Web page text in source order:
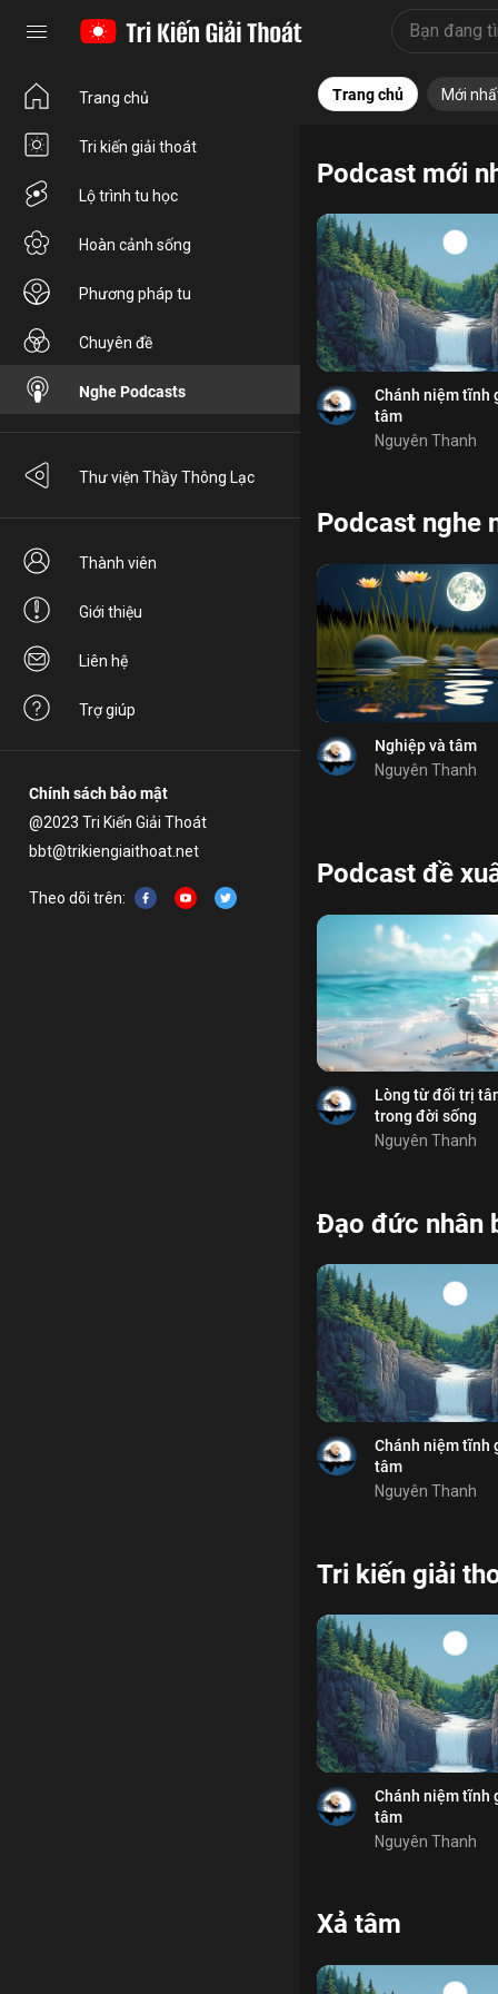
Trang chủ
Tri kiến giải thoát
Lộ trình tu học
Hoàn cảnh sống
Phương pháp tu
Chuyên đề
Nghe Podcasts
Thư viện Thầy Thông Lạc
Thành viên
Giới thiệu
Liên hệ
Trợ giúp
Chính sách bảo mật
@2023 Tri Kiến Giải Thoát
bbt@trikiengiaithoat.net
Theo dõi trên:
Tri kiến Lộ trình Hoàn
Trang chủ Mới
Podcast mới
giao tiếp cần lao
Chánh niệm tĩnh
tâm
Nguyên Thanh
Bỏ chọn
Bỏ chọn
Bình luận
Lưu
Chia sẻ
Podcast nghe
tương ưng nghiệp
Nghiệp và tâm
Nguyên Thanh
Bỏ chọn
Bỏ chọn
Bỏ chọn
Bình luận
Lưu
Chia sẻ
Podcast đề
lòng yêu thương
Lòng từ đối trị
trong đời sống
Nguyên Thanh
Bỏ chọn
Cảm hứng
Bỏ chọn
Bình luận
Lưu
Chia sẻ
Đạo đức nhân
thọ khổ Yoga
Chánh niệm tĩnh
tâm
Nguyên Thanh
Bỏ chọn
Bỏ chọn
Bình luận
Lưu
Chia sẻ
Tri kiến giải
tĩnh giác huân tập
Chánh niệm tĩnh
tâm
Nguyên Thanh
Bỏ chọn
Bỏ chọn
Bình luận
Lưu
Chia sẻ
Xả tâmBỏ chọn